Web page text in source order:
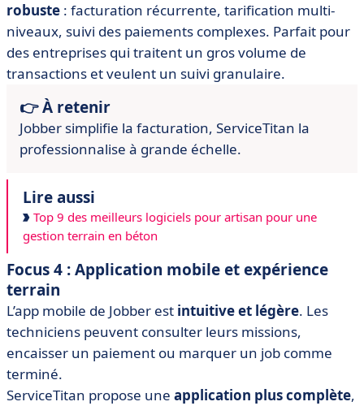
robuste : facturation récurrente, tarification multi-
niveaux, suivi des paiements complexes. Parfait pour
des entreprises qui traitent un gros volume de
transactions et veulent un suivi granulaire.
👉 À retenir
Jobber simplifie la facturation, ServiceTitan la
professionnalise à grande échelle.
Lire aussi
Top 9 des meilleurs logiciels pour artisan pour une
gestion terrain en béton
Focus 4 : Application mobile et expérience
terrain
L’app mobile de Jobber est intuitive et légère. Les
techniciens peuvent consulter leurs missions,
encaisser un paiement ou marquer un job comme
terminé.
ServiceTitan propose une application plus complète,